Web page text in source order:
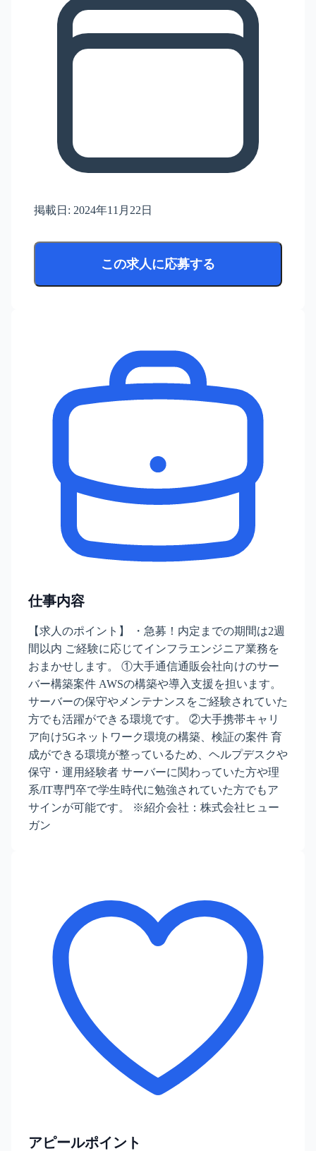
掲載日: 2024年11月22日
この求人に応募する
仕事内容
【求人のポイント】 ・急募！内定までの期間は2週
間以内 ご経験に応じてインフラエンジニア業務を
おまかせします。 ①大手通信通販会社向けのサー
バー構築案件 AWSの構築や導入支援を担います。
サーバーの保守やメンテナンスをご経験されていた
方でも活躍ができる環境です。 ②大手携帯キャリ
ア向け5Gネットワーク環境の構築、検証の案件 育
成ができる環境が整っているため、ヘルプデスクや
保守・運用経験者 サーバーに関わっていた方や理
系/IT専門卒で学生時代に勉強されていた方でもア
サインが可能です。 ※紹介会社：株式会社ヒュー
ガン
アピールポイント